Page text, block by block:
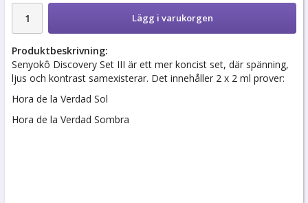
Lägg i varukorgen
Produktbeskrivning:
Senyokô Discovery Set III är ett mer koncist set, där spänning,
ljus och kontrast samexisterar. Det innehåller 2 x 2 ml prover:
Hora de la Verdad Sol
Hora de la Verdad Sombra